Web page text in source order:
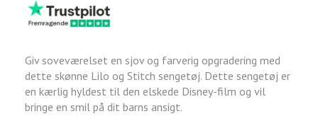
Giv soveværelset en sjov og farverig opgradering med
dette skønne Lilo og Stitch sengetøj. Dette sengetøj er
en kærlig hyldest til den elskede Disney-film og vil
bringe en smil på dit barns ansigt.